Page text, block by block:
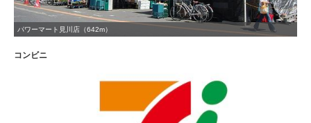
パワーマート見川店（642m）
コンビニ